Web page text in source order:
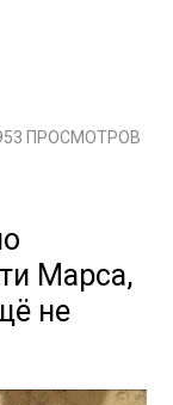
ПРОСМОТРОВ
Марса,
не